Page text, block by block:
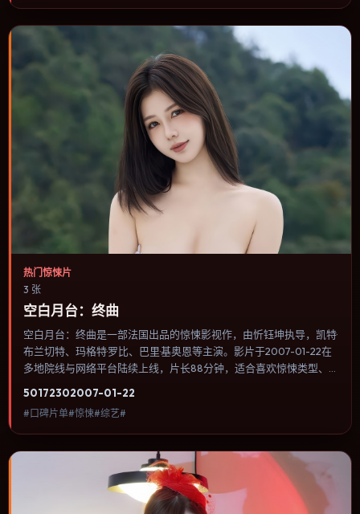
或类型片补片的选择。
热门惊悚片
3 张
空白月台：终曲
空白月台：终曲是一部法国出品的惊悚影视作，由忻钰坤执导，凯特·
布兰切特、玛格特·罗比、巴里·基奥恩等主演。影片于2007-01-22在
多地院线与网络平台陆续上线，片长88分钟，适合喜欢惊悚类型、
奏与视听语言统一，可作为休闲观影或类型片补片的选择。
50172302007-01-22
#口碑片单#惊悚#综艺#